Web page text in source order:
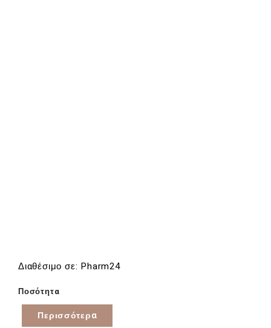
Διαθέσιμο σε: Pharm24
Ποσότητα
Περισσότερα